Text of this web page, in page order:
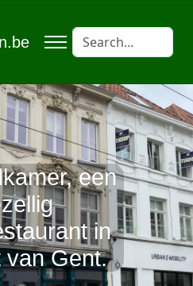
een
in
van Gent.